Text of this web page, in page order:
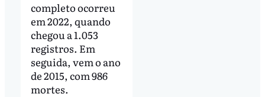
completo ocorreu
em 2022, quando
chegou a 1.053
registros. Em
seguida, vem o ano
de 2015, com 986
mortes.